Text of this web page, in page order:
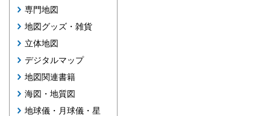
専門地図
地図グッズ・雑貨
立体地図
デジタルマップ
地図関連書籍
海図・地質図
地球儀・月球儀・星